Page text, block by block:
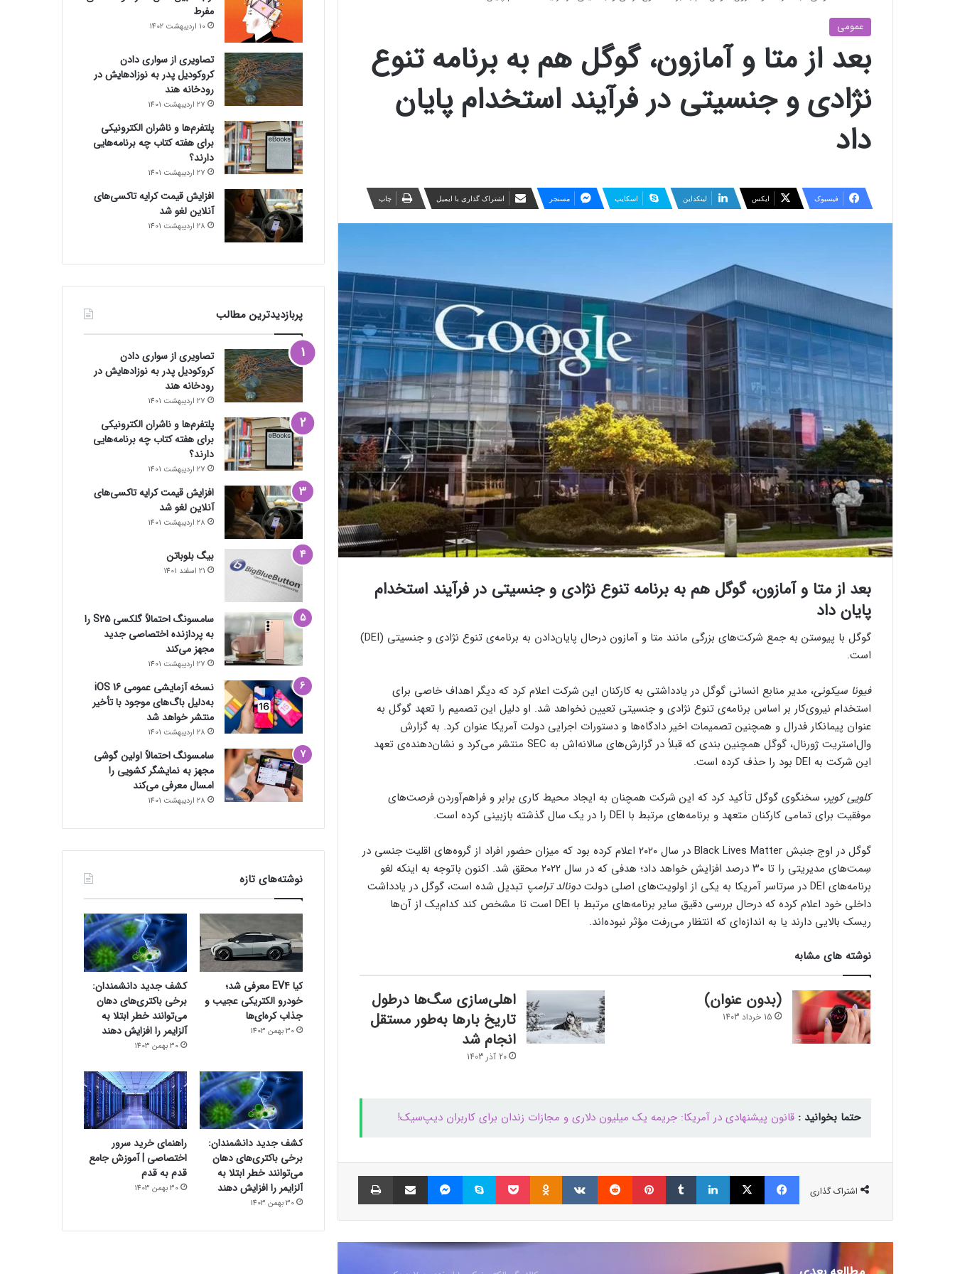
عمومی
بعد از متا و آمازون، گوگل هم به برنامه تنوع
نژادی و جنسیتی در فرآیند استخدام پایان
داد
فیسبوک ایکس لینکداین اسکایپ مسنجر اشتراک گذاری با ایمیل چاپ
بعد از متا و آمازون، گوگل هم به برنامه تنوع نژادی و جنسیتی در فرآیند استخدام
پایان داد
گوگل با پیوستن به جمع شرکت‌های بزرگی مانند متا و آمازون درحال پایان‌دادن به برنامه‌ی تنوع نژادی و جنسیتی (DEI)
است.
فیونا سیکونی، مدیر منابع انسانی گوگل در یادداشتی به کارکنان این شرکت اعلام کرد که دیگر اهداف خاصی برای
استخدام نیروی‌کار بر اساس برنامه‌ی تنوع نژادی و جنسیتی تعیین نخواهد شد. او دلیل این تصمیم را تعهد گوگل به
عنوان پیمانکار فدرال و همچنین تصمیمات اخیر دادگاه‌ها و دستورات اجرایی دولت آمریکا عنوان کرد. به گزارش
وال‌استریت ژورنال، گوگل همچنین بندی که قبلاً در گزارش‌های سالانه‌اش به SEC منتشر می‌کرد و نشان‌دهنده‌ی تعهد
این شرکت به DEI بود را حذف کرده است.
کلویی کوپر، سخنگوی گوگل تأکید کرد که این شرکت همچنان به ایجاد محیط کاری برابر و فراهم‌‌آوردن فرصت‌های
موفقیت برای تمامی کارکنان متعهد و برنامه‌های مرتبط با DEI را در یک سال گذشته بازبینی کرده است.
گوگل در اوج جنبش Black Lives Matter در سال ۲۰۲۰ اعلام کرده بود که میزان حضور افراد از گروه‌های اقلیت جنسی در
سِمت‌های مدیریتی را تا ۳۰ درصد افزایش خواهد داد؛ هدفی که در سال ۲۰۲۲ محقق شد. اکنون باتوجه به اینکه لغو
برنامه‌های DEI در سرتاسر آمریکا به یکی از اولویت‌های اصلی دولت
دونالد ترامپ تبدیل شده است، گوگل در یادداشت
داخلی خود اعلام کرده که درحال بررسی دقیق سایر برنامه‌های مرتبط با DEI است تا مشخص کند کدام‌یک از آن‌ها
ریسک بالایی دارند یا به اندازه‌ای که انتظار می‌رفت مؤثر نبوده‌اند.
نوشته های مشابه
(بدون عنوان)
15 خرداد 1403
اهلی‌سازی سگ‌ها درطول
تاریخ بارها به‌طور مستقل
انجام شد
20 آذر 1403
حتما بخوانید : قانون پیشنهادی در آمریکا: جریمه یک میلیون دلاری و مجازات زندان برای کاربران دیپ‌سیک!
اشتراک گذاری
فیسبوک ایکس لینکداین تامبلر پینتریست Reddit
VKontakte
Odnoklassniki پاکت اسکایپ مسنجر اشتراک گذاری با ایمیل
فرم‌ور باتری در گوشی‌های شیائومی با
سیستم‌عامل HyperOS 2.0 به‌روزرسانی
اینتل را در ویندوز Windows 11 24H2 کنار
گذاشت؛ پایانی بر عصر کامت‌لیک
گیمرها، محتواسازان و کسب‌وکارها
کم‌درآمد ارائه می‌شود
مفرط
10 اردیبهشت 1402
تصاویری از سواری دادن
کروکودیل پدر به نوزادهایش در
رودخانه هند
27 اردیبهشت 1401
پلتفرم‌ها و ناشران الکترونیکی
برای هفته کتاب چه برنامه‌هایی
دارند؟
27 اردیبهشت 1401
افزایش قیمت کرایه تاکسی‌های
آنلاین لغو شد
28 اردیبهشت 1401
پربازدیدترین مطالب
تصاویری از سواری دادن
کروکودیل پدر به نوزادهایش در
رودخانه هند
27 اردیبهشت 1401
پلتفرم‌ها و ناشران الکترونیکی
برای هفته کتاب چه برنامه‌هایی
دارند؟
27 اردیبهشت 1401
افزایش قیمت کرایه تاکسی‌های
آنلاین لغو شد
28 اردیبهشت 1401
بیگ بلوباتن
21 اسفند 1401
سامسونگ احتمالاً گلکسی S25 را
به پردازنده اختصاصی جدید
مجهز می‌کند
27 اردیبهشت 1401
نسخه آزمایشی عمومی iOS 16
به‌دلیل باگ‌های موجود با تأخیر
منتشر خواهد شد
28 اردیبهشت 1401
سامسونگ احتمالاً اولین گوشی
مجهز به نمایشگر کشویی را
امسال معرفی می‌کند
28 اردیبهشت 1401
نوشته‌های تازه
کیا EV4 معرفی شد؛
خودرو الکتریکی عجیب و
جذاب کره‌ای‌ها
30 بهمن 1403
کشف جدید دانشمندان:
برخی باکتری‌های دهان
می‌توانند خطر ابتلا به
آلزایمر را افزایش دهند
30 بهمن 1403
کشف جدید دانشمندان:
برخی باکتری‌های دهان
می‌توانند خطر ابتلا به
آلزایمر را افزایش دهند
30 بهمن 1403
راهنمای خرید سرور
اختصاصی | آموزش جامع
قدم به قدم
30 بهمن 1403